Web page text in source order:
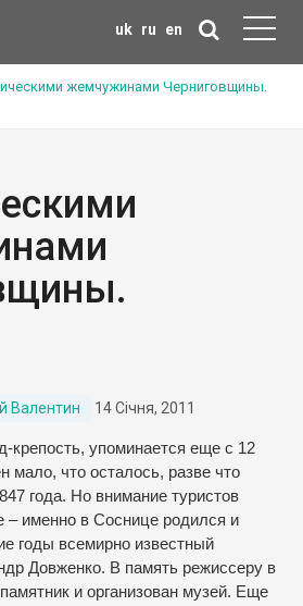
uk ru en
жемчужинами Черниговщины.
Валентин 14 Січня, 2011
крепость, упоминается еще с 12
мало, что осталось, разве что
года. Но внимание туристов
– именно в Соснице родился и
годы всемирно известный
Довженко. В память режиссеру в
и организован музей. Еще